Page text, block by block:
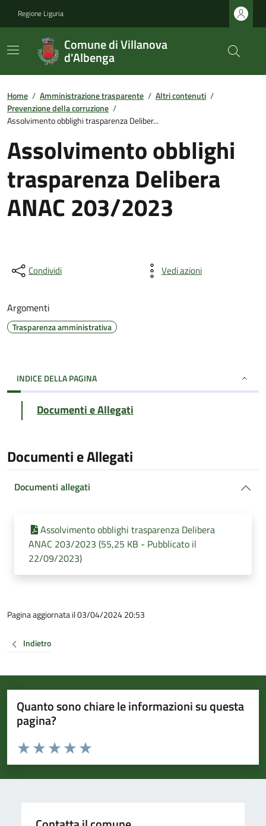
Regione Liguria
Comune di Villanova
d'Albenga
Home / Amministrazione trasparente / Altri contenuti /
Prevenzione della corruzione /
Assolvimento obblighi trasparenza Deliber...
Assolvimento obblighi
trasparenza Delibera
ANAC 203/2023
Condividi Vedi azioni
Argomenti
Trasparenza amministrativa
INDICE DELLA PAGINA
Documenti e Allegati
Documenti e Allegati
Documenti allegati
Assolvimento obblighi trasparenza Delibera
ANAC 203/2023 (55,25 KB - Pubblicato il
22/09/2023)
Pagina aggiornata il 03/04/2024 20:53
Indietro
Quanto sono chiare le informazioni su questa
pagina?
Valuta da 1 a 5 stelle la pagina
Valuta 5 stelle su 5
Valuta 4 stelle su 5
Valuta 3 stelle su 5
Valuta 2 stelle su 5
Valuta 1 stelle su 5